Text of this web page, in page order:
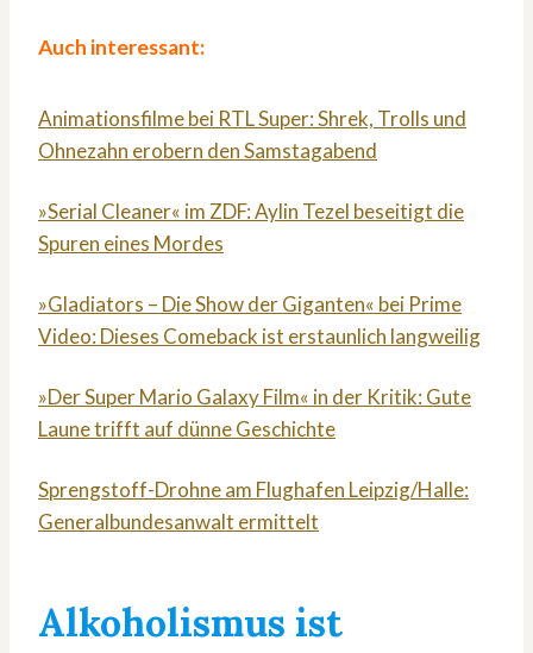
Auch interessant:
Animationsfilme bei RTL Super: Shrek, Trolls und
Ohnezahn erobern den Samstagabend
»Serial Cleaner« im ZDF: Aylin Tezel beseitigt die
Spuren eines Mordes
»Gladiators – Die Show der Giganten« bei Prime
Video: Dieses Comeback ist erstaunlich langweilig
»Der Super Mario Galaxy Film« in der Kritik: Gute
Laune trifft auf dünne Geschichte
Sprengstoff-Drohne am Flughafen Leipzig/Halle:
Generalbundesanwalt ermittelt
Alkoholismus ist